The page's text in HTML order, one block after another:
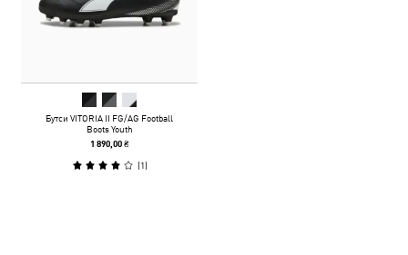
Бутси VITORIA II FG/AG Football
Boots Youth
1 890,00 ₴
(1)